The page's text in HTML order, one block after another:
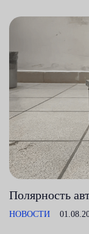
Полярность
НОВОСТИ